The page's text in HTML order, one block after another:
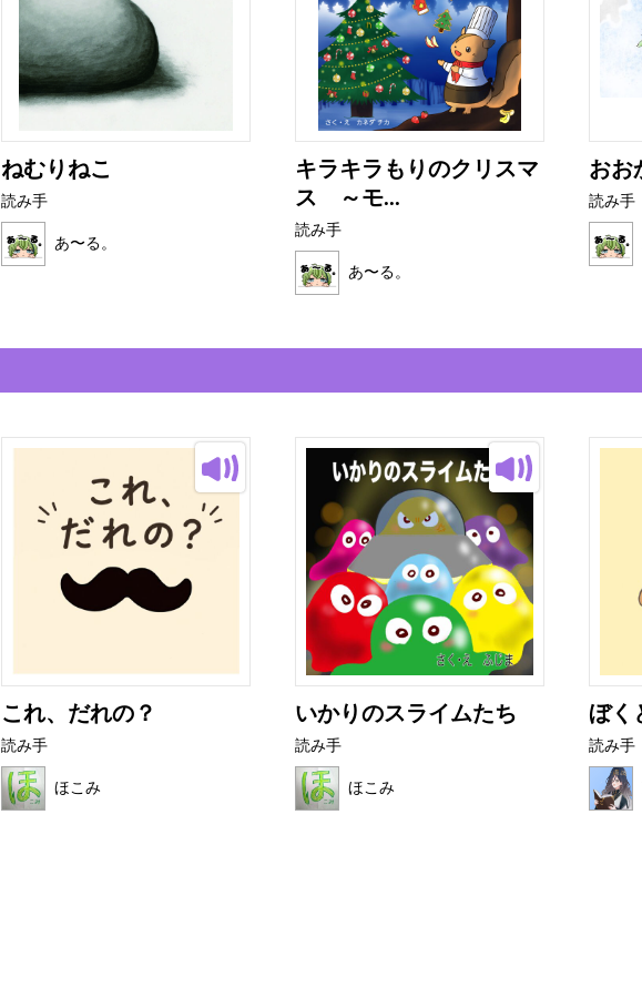
ねむりねこ
読み手
あ〜る。
キラキラもりのクリスマ
ス ～モ...
読み手
あ〜る。
おお
読み手
これ、だれの？
読み手
ほこみ
いかりのスライムたち
読み手
ほこみ
ぼく
読み手